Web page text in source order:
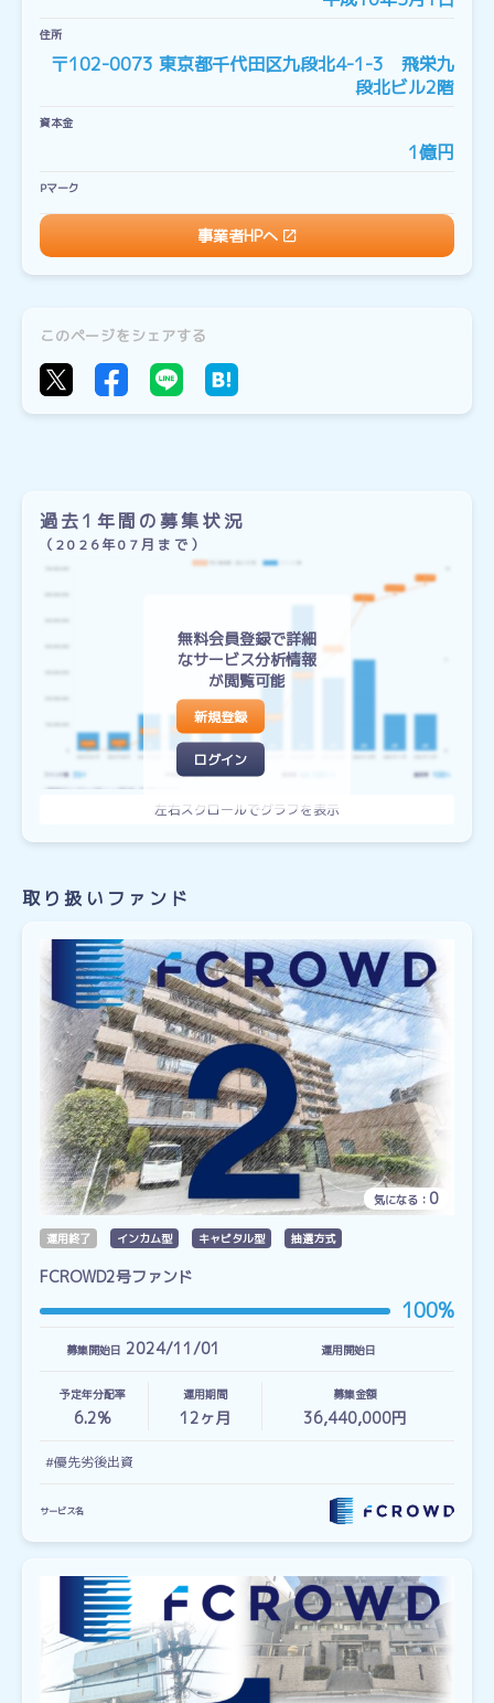
住所
〒102-0073 東京都千代田区九段北4-1-3 飛栄九
段北ビル2階
資本金
1億円
Pマーク
事業者HPへ
このページをシェアする
過去1年間の募集状況
（2026年07月まで）
無料会員登録で詳細
なサービス分析情報
が閲覧可能
新規登録
ログイン
取り扱いファンド
気になる： 0
運用終了 インカム型 キャピタル型 抽選方式
FCROWD2号ファンド
100%
募集開始日 2024/11/01 運用開始日
予定年分配率
6.2%
運用期間
12ヶ月
募集金額
36,440,000円
#優先劣後出資
サービス名